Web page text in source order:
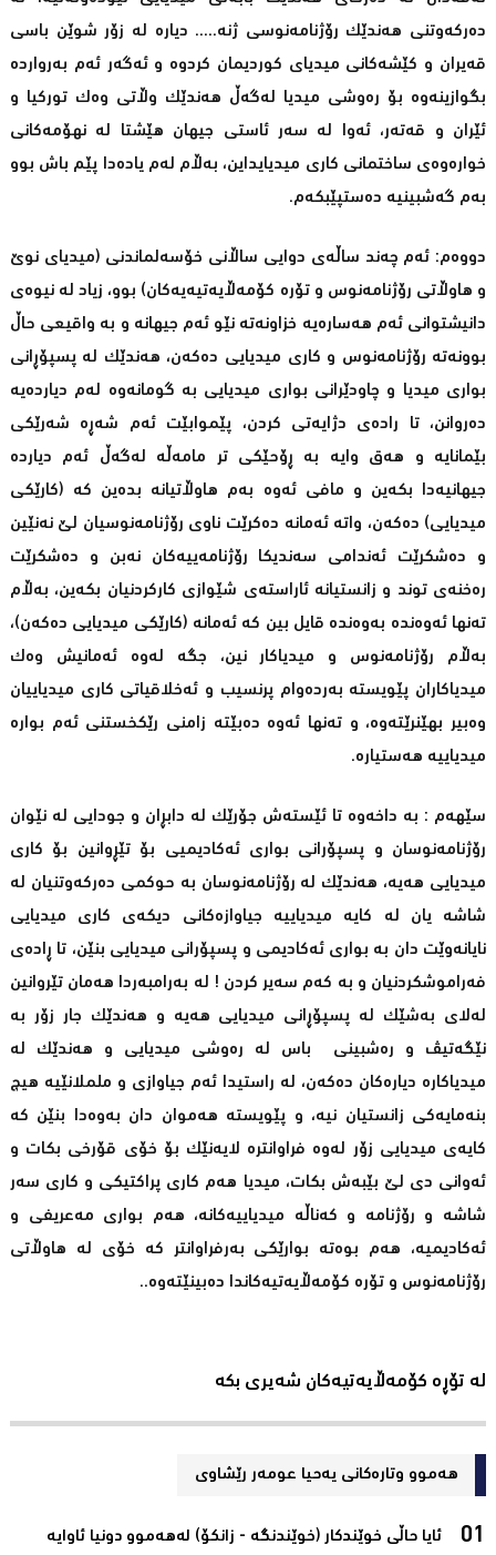
دەرکەوتنی هەندێک رۆژنامەنوسی ژنه‌..... دیارە لە زۆر شوێن باسی
قەیران و کێشەکانی میدیای کوردیمان کردوە و ئه‌گه‌ر ئه‌م به‌روارده‌
بگوازینه‌وه‌ بۆ ره‌وشی میدیا له‌گه‌ڵ هه‌ندێك وڵاتی وه‌ك توركیا و
ئێران و قه‌ته‌ر، ئه‌وا له‌ سه‌ر ئاستی جیهان هێشتا له‌ نهۆمه‌كانی
خواره‌وه‌ی ساختمانی كاری میدیایداین، به‌ڵام لەم یادەدا پێم باش بوو
به‌م گەشبینیە دەستپێبكه‌م.
دووەم: ئەم چەند ساڵەی دوایی ساڵانی خۆسەلماندنی (میدیای نوێ
و هاوڵاتی رۆژنامەنوس و تۆرە کۆمەڵایەتیەیەکان) بوو، زیاد لە نیوەی
دانیشتوانی ئەم هەسارەیە خزاونەتە نێو ئەم جیهانە و بە واقیعی حاڵ
بوونەتە رۆژنامەنوس و کاری میدیایی دەکەن، هەندێک لە پسپۆڕانی
بواری میدیا و چاودێرانی بواری میدیایی بە گومانەوە لەم دیاردەیە
دەروانن، تا رادەی دژایەتی کردن، پێموابێت ئەم شەڕە شەرێکی
بێمانایە و هەق وایە بە ڕۆحێکی تر مامەڵە لەگەڵ ئەم دیاردە
جیهانیه‌دا بکەین و مافی ئەوە بەم هاوڵاتیانە بدەین کە (کارێکی
میدیایی) دەکەن، واتە ئەمانه‌ دەکرێت ناوی رۆژنامەنوسیان لێ نەنێین
و دەشکرێت ئەندامی سەندیکا رۆژنامەییەکان نەبن و دەشکرێت
رەخنەی توند و زانستیانه‌ ئاراستەی شێوازی کاركردنیان بکەین، بەڵام
تەنها ئەوەندە به‌وه‌نده‌ قایل بین كه‌ ئەمانە (کارێکی میدیایی دەکەن)،
بەڵام رۆژنامەنوس و میدیاکار نین، جگە لەوە ئەمانیش وەک
میدیاکاران پێویستە بەردەوام پرنسیب و ئەخلاقیاتی کاری میدیاییان
وەبیر بهێنرێتەوه‌، و ته‌نها ئه‌وه‌ ده‌بێته‌ زامنی رێكخستنی ئه‌م بواره‌
میدیاییه‌ هه‌ستیاره‌.
سێهەم : بە داخەوە تا ئێستەش جۆرێک لە دابڕان و جودایی لە نێوان
رۆژنامەنوسان و پسپۆرانی بواری ئەکادیمیی بۆ تێڕوانین بۆ کاری
میدیایی هەیە، هەندێک لە رۆژنامەنوسان بە حوکمی دەرکەوتنیان لە
شاشە یان لە کایە میدیاییە جیاوازەکانی دیکەی كاری میدیایی
نایانەوێت دان بە بواری ئەکادیمی و پسپۆرانی میدیایی بنێن، تا ڕادەی
فه‌راموشكردنیان و بە کەم سەیر کردن ! لە بەرامبەردا هەمان تێروانین
لەلای بەشێک لە پسپۆڕانی میدیایی هەیە و هەندێك جار زۆر بە
نێگەتیڤ و رەشبینی باس لە رەوشی میدیایی و هەندێک لە
میدیاکارە دیارەکان دەکەن، لە راستیدا ئەم جیاوازی و ململانێیە هیچ
بنەمایەکی زانستیان نیە، و پێویسته‌ هه‌موان دان به‌وه‌دا بنێن كه‌
كایه‌ی میدیایی زۆر لەوە فراوانترە لایەنێک بۆ خۆی قۆرخی بکات و
ئه‌وانی دی لێ بێبه‌ش بكات، میدیا هەم کاری پراکتیکی و کاری سەر
شاشە و رۆژنامە و کەناڵە میدیاییەکانە، هەم بواری مەعریفی و
ئەکادیمیە، هەم بوەتە بوارێکی بەرفراوانتر کە خۆی لە هاوڵاتی
رۆژنامه‌نوس و تۆره‌ كۆمه‌ڵایه‌تیه‌كاندا دەبینێتەوە..
لە تۆڕە کۆمەڵایەتیەکان شەیری بکە
هەموو وتارەکانی یه‌حیا عومه‌ر رێشاوی
ئایا حاڵی خوێندكار (خوێندنگه‌ - زانكۆ) له‌هه‌موو دونیا ئاوایه‌‌‌